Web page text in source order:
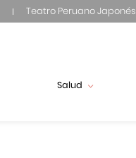
Teatro Peruano Japonés
Salud